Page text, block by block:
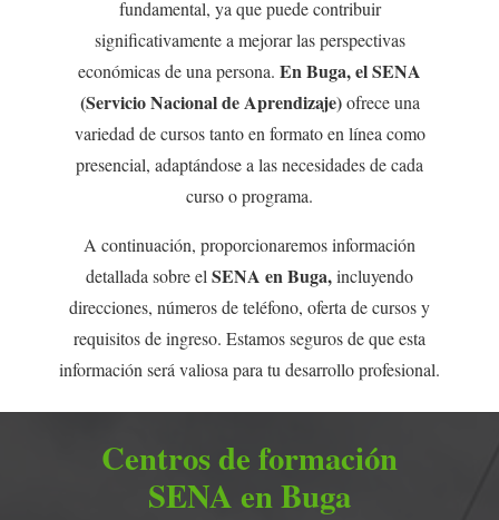
fundamental, ya que puede contribuir
significativamente a mejorar las perspectivas
económicas de una persona. En Buga, el SENA
(Servicio Nacional de Aprendizaje)ofrece una
variedad de cursos tanto en formato en línea como
presencial, adaptándose a las necesidades de cada
curso o programa.
A continuación, proporcionaremos información
detallada sobre el SENA en Buga,incluyendo
direcciones, números de teléfono, oferta de cursos y
requisitos de ingreso. Estamos seguros de que esta
información será valiosa para tu desarrollo profesional.
Centros de formación
SENA en Buga